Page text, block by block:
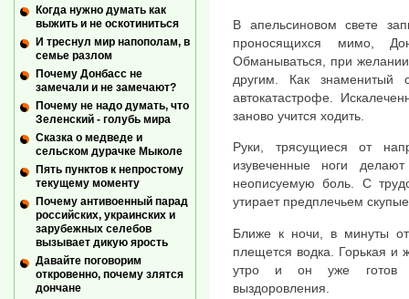
В апельсиновом свете
проносящихся мимо,
Обманываться, при
другим. Как знаменитый
автокатастрофе.
заново учится ходить.
Руки, трясущиеся от
изувеченные ноги
неописуемую боль. С
утирает предплечьем
Ближе к ночи, в минуты
плещется водка. Горькая и
утро и он уже готов к
выздоровления.
Когда нужно думать как
выжить и не оскотиниться
И треснул мир напополам, в
семье разлом
Почему Донбасс не
замечали и не замечают?
Почему не надо думать, что
Зеленский - голубь мира
Сказка о медведе и
сельском дурачке Мыколе
Пять пунктов к непростому
текущему моменту
Почему антивоенный парад
российских, украинских и
зарубежных селебов
вызывает дикую ярость
Давайте поговорим
откровенно, почему злятся
дончане